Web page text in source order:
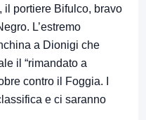
il portiere Bifulco, bravo
L’estremo
a Dionigi che
il “rimandato a
contro il Foggia. I
e ci saranno